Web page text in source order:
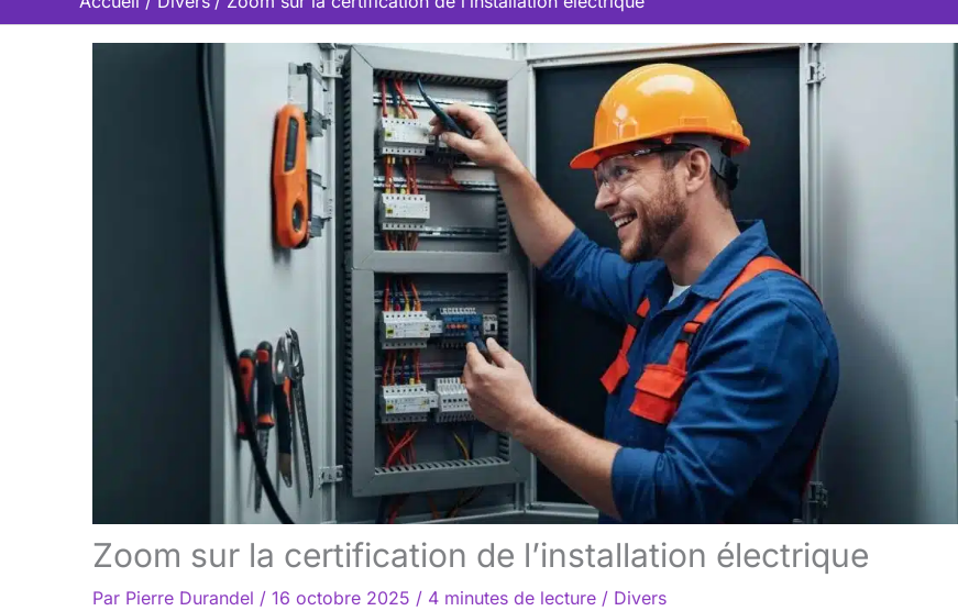
Zoom sur la certification de l’installation électrique
Par Pierre Durandel / 16 octobre 2025 / 4 minutes de lecture / Divers